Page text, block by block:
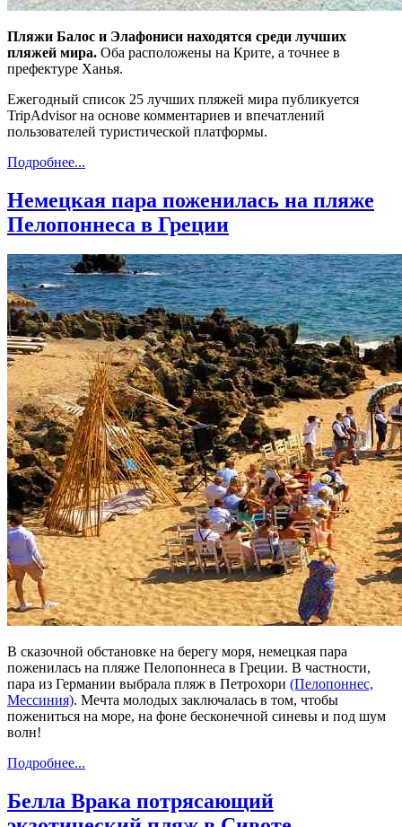
Пляжи Балос и Элафониси находятся среди лучших
пляжей мира. Оба расположены на Крите, а точнее в
префектуре Ханья.
Ежегодный список 25 лучших пляжей мира публикуется
TripAdvisor на основе комментариев и впечатлений
пользователей туристической платформы.
Подробнее...
Немецкая пара поженилась на пляже
Пелопоннеса в Греции
В сказочной обстановке на берегу моря, немецкая пара
поженилась на пляже Пелопоннеса в Греции. В частности,
пара из Германии выбрала пляж в Петрохори (Пелопоннес,
Мессиния). Мечта молодых заключалась в том, чтобы
пожениться на море, на фоне бесконечной синевы и под шум
волн!
Подробнее...
Белла Врака потрясающий